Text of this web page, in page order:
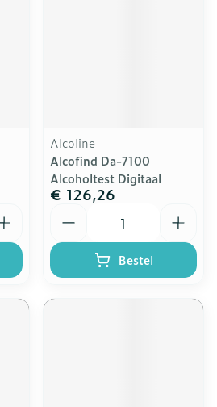
Alcoline
Alcofind Da-7100
Alcoholtest Digitaal
€ 126,26
Bestel